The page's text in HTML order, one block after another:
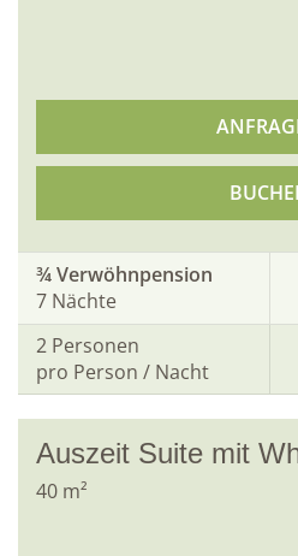
¾ Verwöhnpension
7 Nächte
2 Personen
pro Person / Nacht
Auszeit Suite mit
40 m²